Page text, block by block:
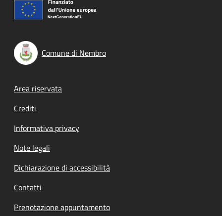
Comune di Nembro
Footer menu
Area riservata
Crediti
Informativa privacy
Note legali
Dichiarazione di accessibilità
Contatti
Prenotazione appuntamento